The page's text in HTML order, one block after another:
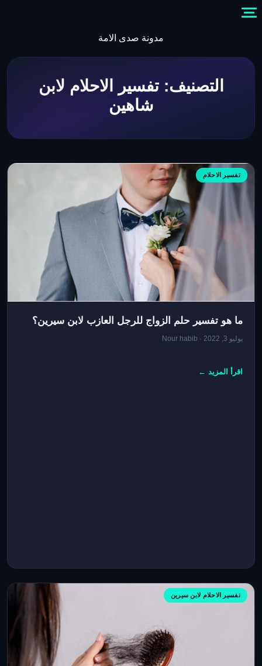
content
مدونة صدى الامة
التصنيف:تفسير الاحلام لابن
شاهين
تفسير الاحلام
ما هو تفسير حلم الزواج للرجل العازب لابن سيرين؟
يوليو 3, 2022 · Nour habib
اقرأ المزيد ←
تفسير الاحلام لابن سيرين